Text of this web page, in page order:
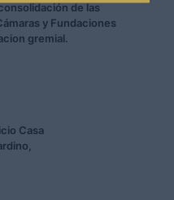
de las
y Fundaciones
gremial.
Casa